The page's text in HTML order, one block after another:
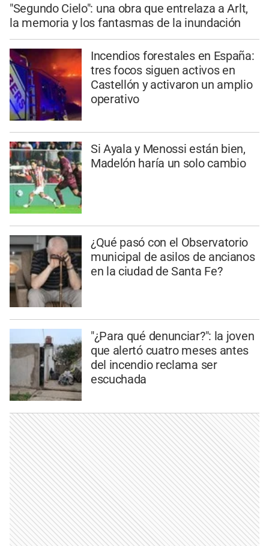
"Segundo Cielo": una obra que entrelaza a Arlt,
la memoria y los fantasmas de la inundación
Incendios forestales en España:
tres focos siguen activos en
Castellón y activaron un amplio
operativo
Si Ayala y Menossi están bien,
Madelón haría un solo cambio
¿Qué pasó con el Observatorio
municipal de asilos de ancianos
en la ciudad de Santa Fe?
"¿Para qué denunciar?": la joven
que alertó cuatro meses antes
del incendio reclama ser
escuchada